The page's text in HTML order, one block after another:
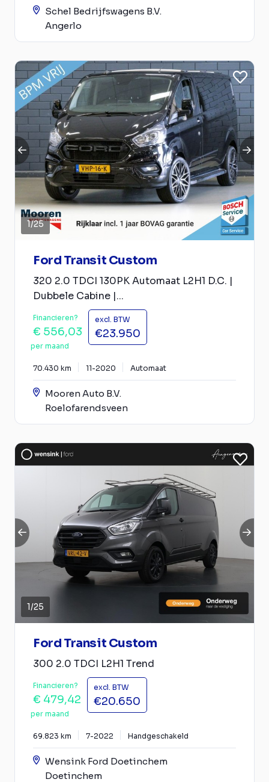
Schel Bedrijfswagens B.V.
Angerlo
1/25
Ford Transit Custom
320 2.0 TDCI 130PK Automaat L2H1 D.C. |
Dubbele Cabine |...
Financieren?
€ 556,03
per maand
excl. BTW
€23.950
70.430 km 11-2020 Automaat
Mooren Auto B.V.
Roelofarendsveen
1/25
Ford Transit Custom
300 2.0 TDCI L2H1 Trend
Financieren?
€ 479,42
per maand
excl. BTW
€20.650
69.823 km 7-2022 Handgeschakeld
Wensink Ford Doetinchem
Doetinchem